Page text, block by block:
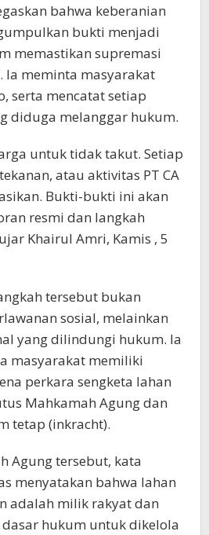
bahwa keberanian
bukti menjadi
memastikan supremasi
Ia meminta masyarakat
serta mencatat setiap
diduga melanggar hukum.
untuk tidak takut. Setiap
atau aktivitas PT CA
Bukti-bukti ini akan
resmi dan langkah
Khairul Amri, Kamis , 5
tersebut bukan
sosial, melainkan
yang dilindungi hukum. Ia
masyarakat memiliki
perkara sengketa lahan
Mahkamah Agung dan
tetap (inkracht).
Agung tersebut, kata
menyatakan bahwa lahan
adalah milik rakyat dan
hukum untuk dikelola